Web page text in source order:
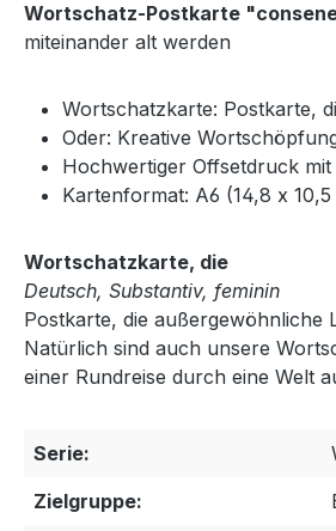
Wortschatz-Postkarte
miteinander alt werden
Wortschatzkarte: Postkarte,
Oder: Kreative
Hochwertiger Offsetdruck
Kartenformat: A6 (14,8 x 10,5
Wortschatzkarte, die
Deutsch, Substantiv, feminin
Postkarte, die außergewöhnliche
Natürlich sind auch unsere
einer Rundreise durch eine Welt
Serie:
Zielgruppe: